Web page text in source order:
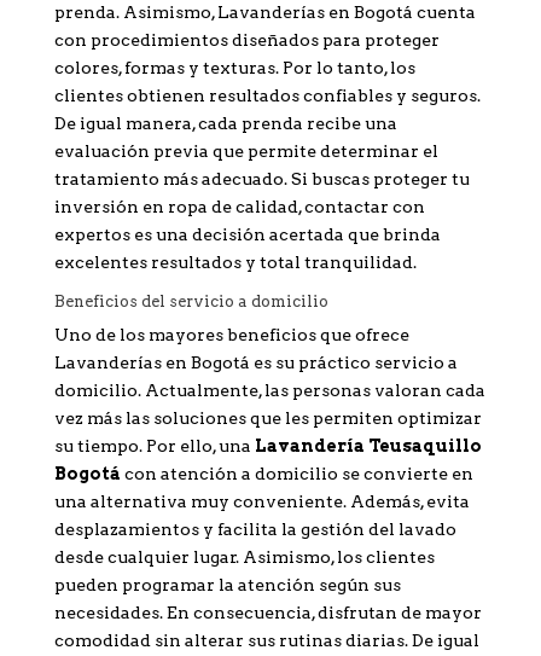
prenda. Asimismo, Lavanderías en Bogotá cuenta
con procedimientos diseñados para proteger
colores, formas y texturas. Por lo tanto, los
clientes obtienen resultados confiables y seguros.
De igual manera, cada prenda recibe una
evaluación previa que permite determinar el
tratamiento más adecuado. Si buscas proteger tu
inversión en ropa de calidad, contactar con
expertos es una decisión acertada que brinda
excelentes resultados y total tranquilidad.
Beneficios del servicio a domicilio
Uno de los mayores beneficios que ofrece
Lavanderías en Bogotá es su práctico servicio a
domicilio. Actualmente, las personas valoran cada
vez más las soluciones que les permiten optimizar
su tiempo. Por ello, una Lavandería Teusaquillo
Bogotá con atención a domicilio se convierte en
una alternativa muy conveniente. Además, evita
desplazamientos y facilita la gestión del lavado
desde cualquier lugar. Asimismo, los clientes
pueden programar la atención según sus
necesidades. En consecuencia, disfrutan de mayor
comodidad sin alterar sus rutinas diarias. De igual